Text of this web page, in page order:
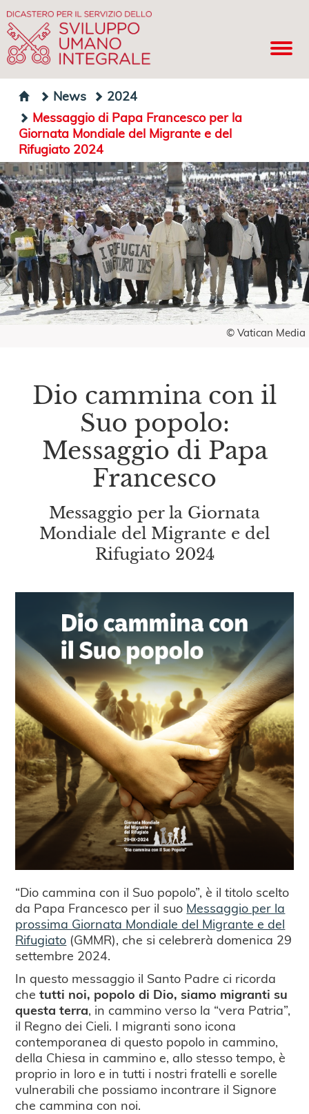
News
2024
Messaggio di Papa Francesco per la
Giornata Mondiale del Migrante e del
Rifugiato 2024
© Vatican Media
Dio cammina con il
Suo popolo:
Messaggio di Papa
Francesco
Messaggio per la Giornata
Mondiale del Migrante e del
Rifugiato 2024
“Dio cammina con il Suo popolo”, è il titolo scelto
da Papa Francesco per il suo Messaggio per la
prossima Giornata Mondiale del Migrante e del
Rifugiato (GMMR), che si celebrerà domenica 29
settembre 2024.
In questo messaggio il Santo Padre ci ricorda
chetutti noi, popolo di Dio, siamo migranti su
questa terra, in cammino verso la “vera Patria”,
il Regno dei Cieli. I migranti sono icona
contemporanea di questo popolo in cammino,
della Chiesa in cammino e, allo stesso tempo, è
proprio in loro e in tutti i nostri fratelli e sorelle
vulnerabili che possiamo incontrare il Signore
che cammina con noi.